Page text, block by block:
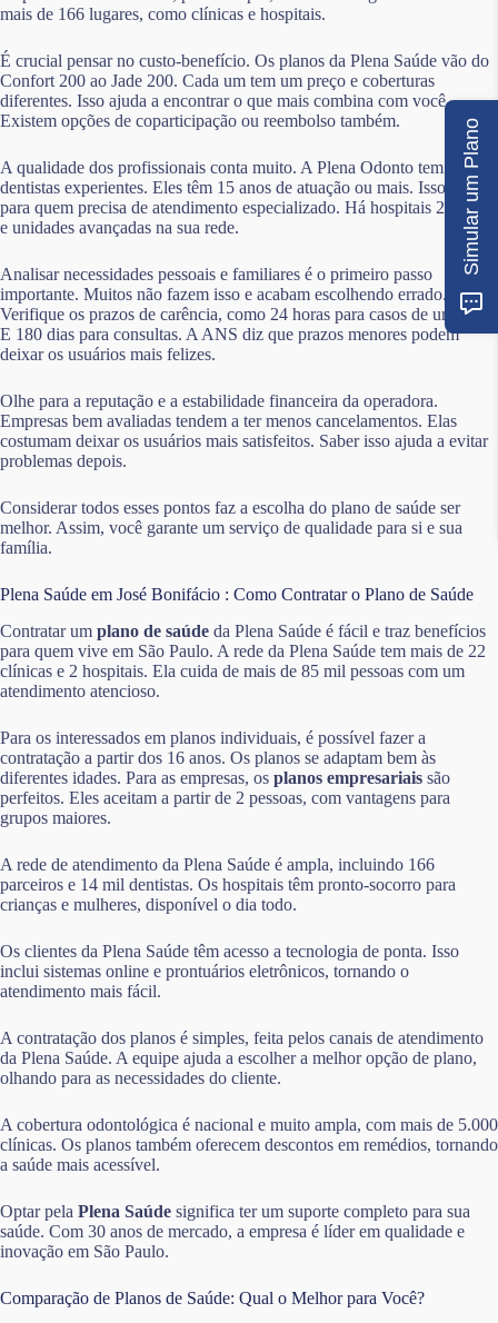
mais de 166 lugares, como clínicas e hospitais.
É crucial pensar no custo-benefício. Os planos da Plena Saúde vão do
Confort 200 ao Jade 200. Cada um tem um preço e coberturas
diferentes. Isso ajuda a encontrar o que mais combina com você.
Existem opções de coparticipação ou reembolso também.
A qualidade dos profissionais conta muito. A Plena Odonto tem
dentistas experientes. Eles têm 15 anos de atuação ou mais. Isso é bom
para quem precisa de atendimento especializado. Há hospitais 24 horas
e unidades avançadas na sua rede.
Analisar necessidades pessoais e familiares é o primeiro passo
importante. Muitos não fazem isso e acabam escolhendo errado.
Verifique os prazos de carência, como 24 horas para casos de urgência.
E 180 dias para consultas. A ANS diz que prazos menores podem
deixar os usuários mais felizes.
Olhe para a reputação e a estabilidade financeira da operadora.
Empresas bem avaliadas tendem a ter menos cancelamentos. Elas
costumam deixar os usuários mais satisfeitos. Saber isso ajuda a evitar
problemas depois.
Considerar todos esses pontos faz a escolha do plano de saúde ser
melhor. Assim, você garante um serviço de qualidade para si e sua
família.
Plena Saúde em José Bonifácio : Como Contratar o Plano de Saúde
Contratar um plano de saúde da Plena Saúde é fácil e traz benefícios
para quem vive em São Paulo. A rede da Plena Saúde tem mais de 22
clínicas e 2 hospitais. Ela cuida de mais de 85 mil pessoas com um
atendimento atencioso.
Para os interessados em planos individuais, é possível fazer a
contratação a partir dos 16 anos. Os planos se adaptam bem às
diferentes idades. Para as empresas, os planos empresariais são
perfeitos. Eles aceitam a partir de 2 pessoas, com vantagens para
grupos maiores.
A rede de atendimento da Plena Saúde é ampla, incluindo 166
parceiros e 14 mil dentistas. Os hospitais têm pronto-socorro para
crianças e mulheres, disponível o dia todo.
Os clientes da Plena Saúde têm acesso a tecnologia de ponta. Isso
inclui sistemas online e prontuários eletrônicos, tornando o
atendimento mais fácil.
A contratação dos planos é simples, feita pelos canais de atendimento
da Plena Saúde. A equipe ajuda a escolher a melhor opção de plano,
olhando para as necessidades do cliente.
A cobertura odontológica é nacional e muito ampla, com mais de 5.000
clínicas. Os planos também oferecem descontos em remédios, tornando
a saúde mais acessível.
Optar pela Plena Saúde significa ter um suporte completo para sua
saúde. Com 30 anos de mercado, a empresa é líder em qualidade e
inovação em São Paulo.
Comparação de Planos de Saúde: Qual o Melhor para Você?
Simular um Plano